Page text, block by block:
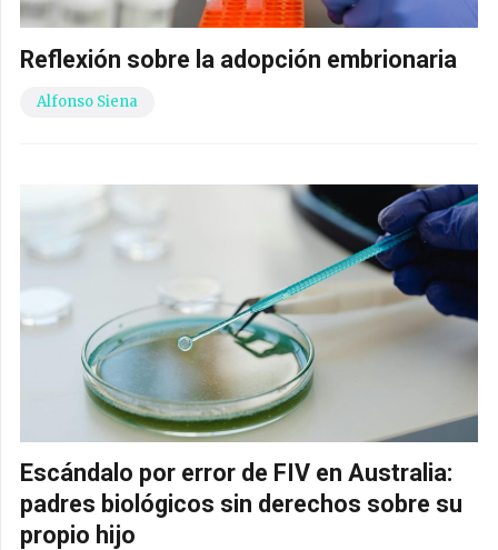
Reflexión sobre la adopción embrionaria
Alfonso Siena
Escándalo por error de FIV en Australia:
padres biológicos sin derechos sobre su
propio hijo